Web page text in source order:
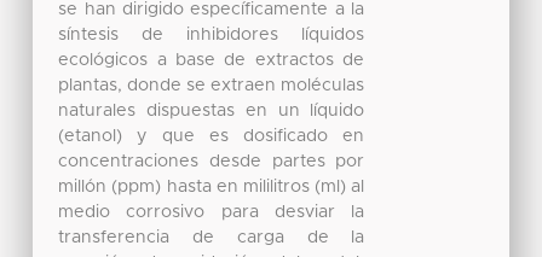
se han dirigido específicamente a la
síntesis de inhibidores líquidos
ecológicos a base de extractos de
plantas, donde se extraen moléculas
naturales dispuestas en un líquido
(etanol) y que es dosificado en
concentraciones desde partes por
millón (ppm) hasta en mililitros (ml) al
medio corrosivo para desviar la
transferencia de carga de la